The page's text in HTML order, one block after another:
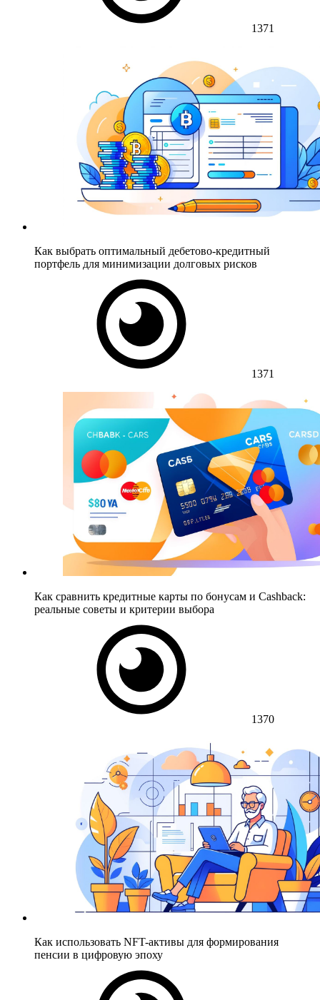
1371
Как выбрать оптимальный дебетово-кредитный
портфель для минимизации долговых рисков
1371
Как сравнить кредитные карты по бонусам и Cashback:
реальные советы и критерии выбора
1370
Как использовать NFT-активы для формирования
пенсии в цифровую эпоху